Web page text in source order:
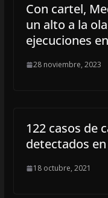
Con cartel,
un alto a la
ejecuciones
28 noviembre, 2023
122 casos de
detectados
18 octubre, 2021